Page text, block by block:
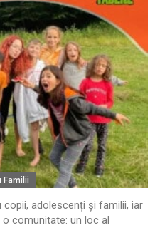
Familii
adolescenți și familii, iar
comunitate: un loc al